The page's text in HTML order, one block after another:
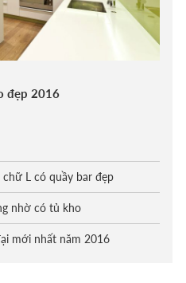
đẹp 2016
L có quầy bar đẹp
nhờ có tủ kho
mới nhất năm 2016